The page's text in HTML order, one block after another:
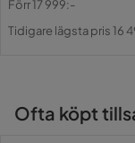
Övrigt
Form
Pris
Original
Förr17 999:-
Tidigare lägsta pris 16
Ofta köpt